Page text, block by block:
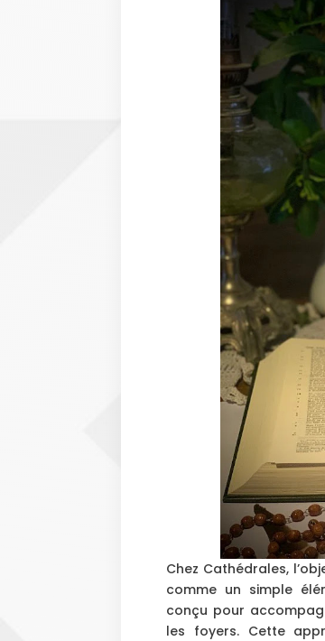
Chez Cathédrales,
comme un simple
conçu pour
les foyers. Cette